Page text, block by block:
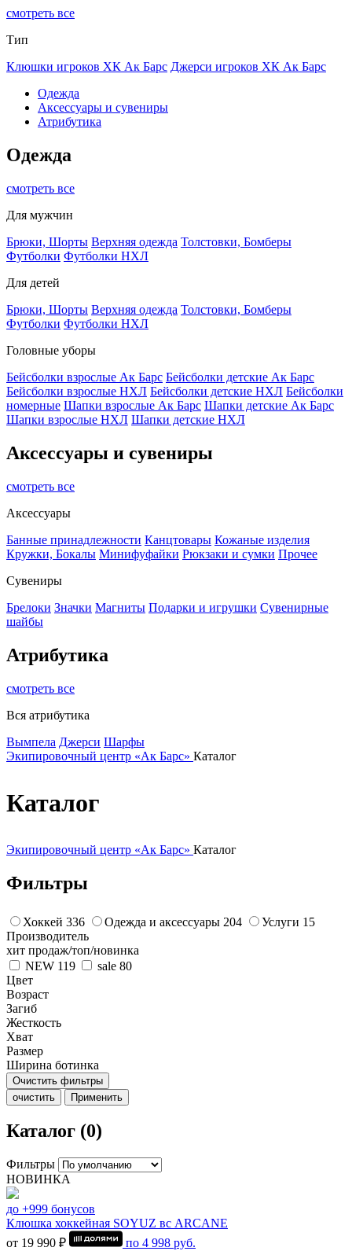
смотреть все
Тип
Клюшки игроков ХК Ак Барс Джерси игроков ХК Ак Барс
Одежда
Аксессуары и сувениры
Атрибутика
Одежда
смотреть все
Для мужчин
Брюки, Шорты Верхняя одежда Толстовки, Бомберы
Футболки Футболки НХЛ
Для детей
Брюки, Шорты Верхняя одежда Толстовки, Бомберы
Футболки Футболки НХЛ
Головные уборы
Бейсболки взрослые Ак Барс Бейсболки детские Ак Барс
Бейсболки взрослые НХЛ Бейсболки детские НХЛ Бейсболки
номерные Шапки взрослые Ак Барс Шапки детские Ак Барс
Шапки взрослые НХЛ Шапки детские НХЛ
Аксессуары и сувениры
смотреть все
Аксессуары
Банные принадлежности Канцтовары Кожаные изделия
Кружки, Бокалы Минифуфайки Рюкзаки и сумки Прочее
Сувениры
Брелоки Значки Магниты Подарки и игрушки Сувенирные
шайбы
Атрибутика
смотреть все
Вся атрибутика
Вымпела Джерси Шарфы
Экипировочный центр «Ак Барс» Каталог
Каталог
Экипировочный центр «Ак Барс» Каталог
Фильтры
Хоккей 336 Одежда и аксессуары 204 Услуги 15
Производитель
хит продаж/топ/новинка
NEW 119 sale 80
Цвет
Возраст
Загиб
Жесткость
Хват
Размер
Ширина ботинка
Очистить фильтры
очистить
Применить
Каталог (0)
Фильтры
НОВИНКА
до +999 бонусов
Клюшка хоккейная SOYUZ вс ARCANE
от 19 990 ₽
по 4 998 руб.